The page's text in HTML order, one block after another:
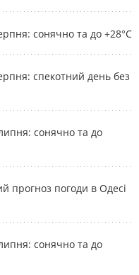
сонячно та до +28°С
спекотний день без
сонячно та до
прогноз погоди в Одесі
сонячно та до